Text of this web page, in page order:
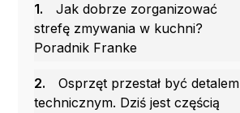
1.
Jak dobrze zorganizować
strefę zmywania w kuchni?
Poradnik Franke
2.
Osprzęt przestał być detalem
technicznym. Dziś jest częścią